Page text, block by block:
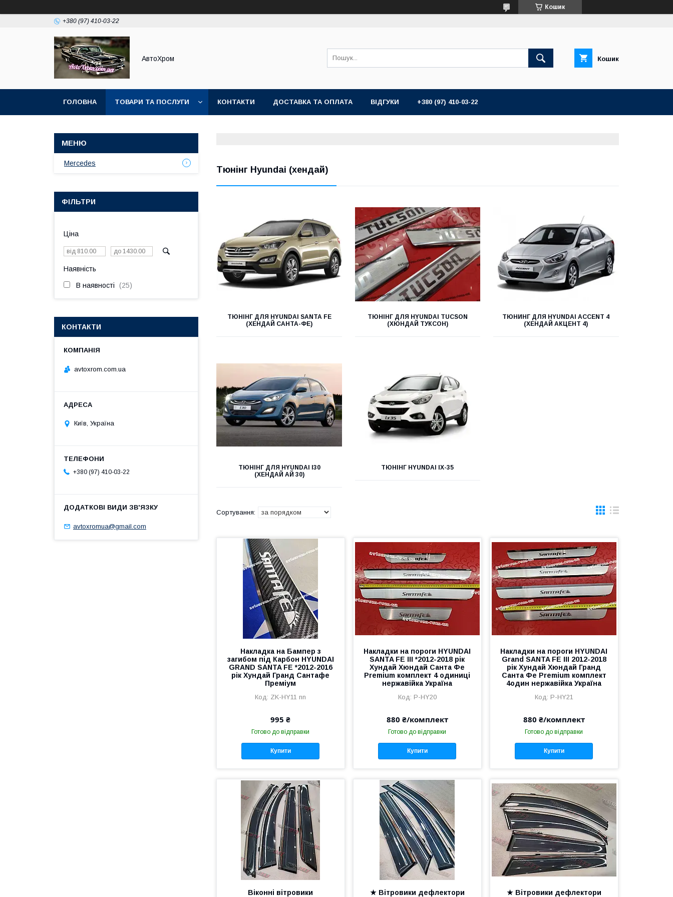
Кошик
+380 (97) 410-03-22
АвтоХром Кошик
ГОЛОВНА ТОВАРИ ТА ПОСЛУГИ КОНТАКТИ ДОСТАВКА ТА ОПЛАТА ВІДГУКИ +380 (97) 410-03-22
Тюнінг Hyundai (хендай)
ТЮНІНГ ДЛЯ HYUNDAI SANTA FE
(ХЕНДАЙ САНТА-ФЕ)
ТЮНІНГ ДЛЯ HYUNDAI TUCSON
(ХЮНДАЙ ТУКСОН)
ТЮНИНГ ДЛЯ HYUNDAI ACCENT 4
(ХЕНДАЙ АКЦЕНТ 4)
ТЮНІНГ ДЛЯ HYUNDAI I30
(ХЕНДАЙ АЙ 30)
ТЮНІНГ HYUNDAI IX-35
Накладка на Бампер з
загибом під Карбон HYUNDAI
GRAND SANTA FE *2012-2016
рік Хундай Гранд Сантафе
Преміум
ZK-HY11 nn
995 ₴
Готово до відправки
Купити
Накладки на пороги HYUNDAI
SANTA FE III *2012-2018 рік
Хундай Хюндай Санта Фе
Premium комплект 4 одиниці
нержавійка Україна
P-HY20
880 ₴/комплект
Готово до відправки
Купити
Накладки на пороги HYUNDAI
Grand SANTA FE III 2012-2018
рік Хундай Хюндай Гранд
Санта Фе Premium комплект
4один нержавійка Україна
P-HY21
880 ₴/комплект
Готово до відправки
Купити
Віконні вітровики
★ Вітровики дефлектори
★ Вітровики дефлектори
Mercedes
ФІЛЬТРИ
Ціна
Наявність
В наявності 25
КОНТАКТИ
avtoxrom.com.ua
Київ, Україна
+380 (97) 410-03-22
avtoxromua@gmail.com